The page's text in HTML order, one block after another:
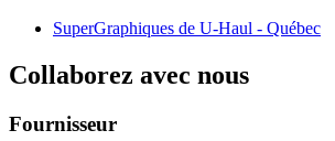
SuperGraphiques de U-Haul - Québec
Collaborez avec nous
Fournisseur